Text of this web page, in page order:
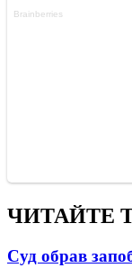
ЧИТАЙТЕ
Суд обрав